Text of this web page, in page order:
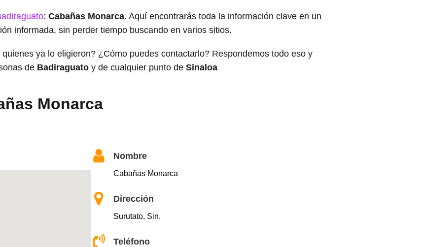
: Cabañas Monarca. Aquí encontrarás toda la información clave en un
informada, sin perder tiempo buscando en varios sitios.
ya lo eligieron? ¿Cómo puedes contactarlo? Respondemos todo eso y
de Badiraguato y de cualquier punto de Sinaloa
Monarca
Nombre
Cabañas Monarca
Dirección
Surutato, Sin.
Teléfono